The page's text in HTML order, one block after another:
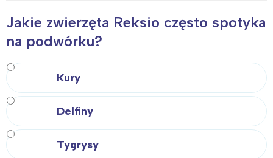
Jakie zwierzęta Reksio często spotyka
na podwórku?
Kury
Delfiny
Tygrysy